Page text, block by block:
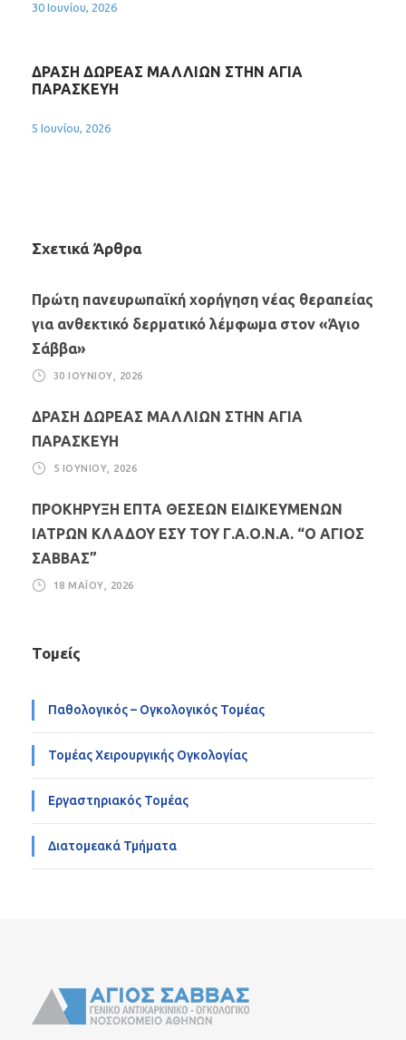
30 Ιουνίου, 2026
ΔΡΑΣΗ ΔΩΡΕΑΣ ΜΑΛΛΙΩΝ ΣΤΗΝ ΑΓΙΑ
ΠΑΡΑΣΚΕΥΗ
5 Ιουνίου, 2026
Σχετικά Άρθρα
Πρώτη πανευρωπαϊκή χορήγηση νέας θεραπείας
για ανθεκτικό δερματικό λέμφωμα στον «Άγιο
Σάββα»
30 ΙΟΥΝΊΟΥ, 2026
ΔΡΑΣΗ ΔΩΡΕΑΣ ΜΑΛΛΙΩΝ ΣΤΗΝ ΑΓΙΑ
ΠΑΡΑΣΚΕΥΗ
5 ΙΟΥΝΊΟΥ, 2026
ΠΡΟΚΗΡΥΞΗ ΕΠΤΑ ΘΕΣΕΩΝ ΕΙΔΙΚΕΥΜΕΝΩΝ
ΙΑΤΡΩΝ ΚΛΑΔΟΥ ΕΣΥ ΤΟΥ Γ.Α.Ο.Ν.Α. “Ο ΑΓΙΟΣ
ΣΑΒΒΑΣ”
18 ΜΑΪ́ΟΥ, 2026
Τομείς
Παθολογικός – Ογκολογικός Τομέας
Τομέας Χειρουργικής Ογκολογίας
Εργαστηριακός Τομέας
Διατομεακά Τμήματα